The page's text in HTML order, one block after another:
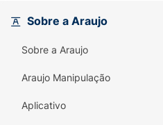
Sobre a Araujo
Sobre a Araujo
Araujo Manipulação
Aplicativo